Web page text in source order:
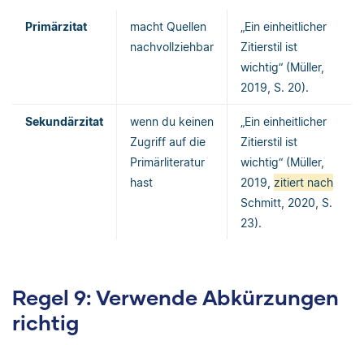
Primärzitat
macht Quellen
nachvollziehbar
„Ein einheitlicher
Zitierstil ist
wichtig“ (Müller,
2019, S. 20).
Sekundärzitat
wenn du keinen
Zugriff auf die
Primärliteratur
hast
„Ein einheitlicher
Zitierstil ist
wichtig“ (Müller,
2019, zitiert nach
Schmitt, 2020, S.
23).
Regel 9: Verwende Abkürzungen
richtig